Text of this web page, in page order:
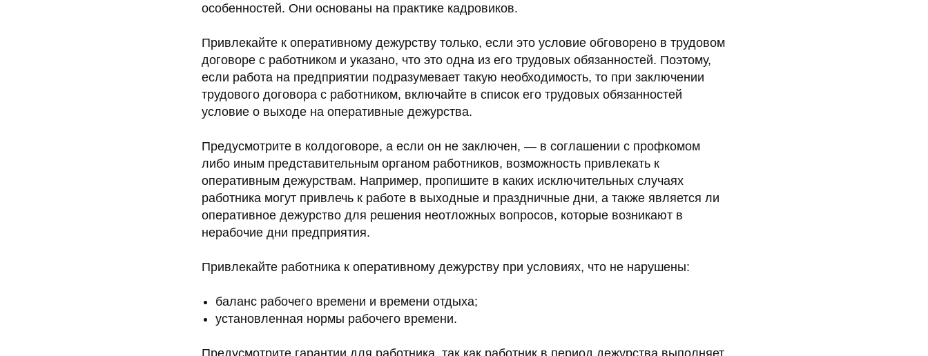
особенностей. Они основаны на практике кадровиков.
Привлекайте к оперативному дежурству только, если это условие обговорено в трудовом
договоре с работником и указано, что это одна из его трудовых обязанностей. Поэтому,
если работа на предприятии подразумевает такую необходимость, то при заключении
трудового договора с работником, включайте в список его трудовых обязанностей
условие о выходе на оперативные дежурства.
Предусмотрите в колдоговоре, а если он не заключен, — в соглашении с профкомом
либо иным представительным органом работников, возможность привлекать к
оперативным дежурствам. Например, пропишите в каких исключительных случаях
работника могут привлечь к работе в выходные и праздничные дни, а также является ли
оперативное дежурство для решения неотложных вопросов, которые возникают в
нерабочие дни предприятия.
Привлекайте работника к оперативному дежурству при условиях, что не нарушены:
баланс рабочего времени и времени отдыха;
установленная нормы рабочего времени.